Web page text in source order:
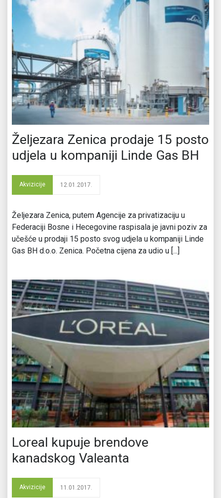
Željezara Zenica prodaje 15 posto
udjela u kompaniji Linde Gas BH
Akvizicije 12.01.2017.
Željezara Zenica, putem Agencije za privatizaciju u
Federaciji Bosne i Hecegovine raspisala je javni poziv za
učešće u prodaji 15 posto svog udjela u kompaniji Linde
Gas BH d.o.o. Zenica. Početna cijena za udio u [...]
Loreal kupuje brendove
kanadskog Valeanta
Akvizicije 11.01.2017.